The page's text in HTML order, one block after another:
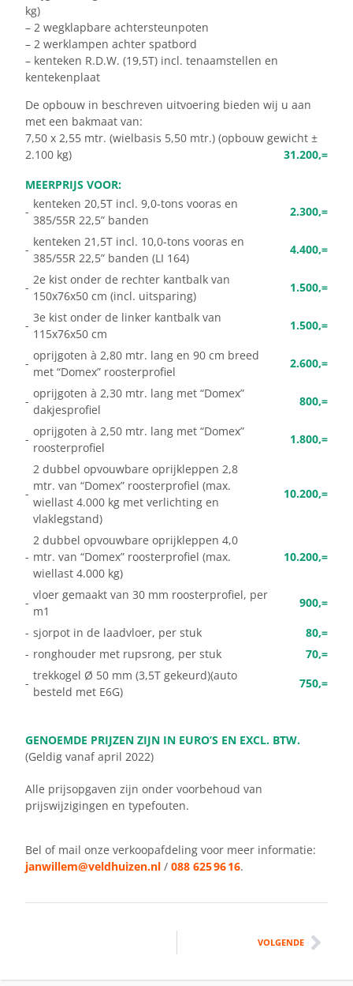
kg)
– 2 wegklapbare achtersteunpoten
– 2 werklampen achter spatbord
– kenteken R.D.W. (19,5T) incl. tenaamstellen en
kentekenplaat
De opbouw in beschreven uitvoering bieden wij u aan
met een bakmaat van:
7,50 x 2,55 mtr. (wielbasis 5,50 mtr.) (opbouw gewicht ±
2.100 kg)
31.200,=
MEERPRIJS VOOR:
-
kenteken 20,5T incl. 9,0-tons vooras en
385/55R 22,5” banden
2.300,=
-
kenteken 21,5T incl. 10,0-tons vooras en
385/55R 22,5” banden (LI 164)
4.400,=
-
2e kist onder de rechter kantbalk van
150x76x50 cm (incl. uitsparing)
1.500,=
-
3e kist onder de linker kantbalk van
115x76x50 cm
1.500,=
-
oprijgoten à 2,80 mtr. lang en 90 cm breed
met “Domex” roosterprofiel
2.600,=
-
oprijgoten à 2,30 mtr. lang met “Domex”
dakjesprofiel
800,=
-
oprijgoten à 2,50 mtr. lang met “Domex”
roosterprofiel
1.800,=
-
2 dubbel opvouwbare oprijkleppen 2,8
mtr. van “Domex” roosterprofiel (max.
wiellast 4.000 kg met verlichting en
vlaklegstand)
10.200,=
-
2 dubbel opvouwbare oprijkleppen 4,0
mtr. van “Domex” roosterprofiel (max.
wiellast 4.000 kg)
10.200,=
-
vloer gemaakt van 30 mm roosterprofiel, per
m1
900,=
- sjorpot in de laadvloer, per stuk
80,=
- ronghouder met rupsrong, per stuk
70,=
-
trekkogel Ø 50 mm (3,5T gekeurd)(auto
besteld met E6G)
750,=
GENOEMDE PRIJZEN ZIJN IN EURO’S EN EXCL. BTW.
(Geldig vanaf april 2022)
Alle prijsopgaven zijn onder voorbehoud van
prijswijzigingen en typefouten.
Bel of mail onze verkoopafdeling voor meer informatie:
janwillem@veldhuizen.nl / 088 625 96 16.
VOLGENDE